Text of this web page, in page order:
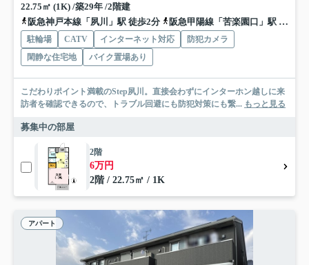
22.75㎡ (1K) /築29年 /2階建
阪急神戸本線「夙川」駅 徒歩2分
阪急甲陽線「苦楽園口」駅 徒歩10分
駐輪場 CATV インターネット対応
防犯カメラ
閑静な住宅地
バイク置場あり
こだわりポイント満載のStep夙川。直接会わずにインターホン越しに来
訪者を確認できるので、トラブル回避にも防犯対策にも繋... もっと見る
募集中の部屋
2階
6万円
2階 / 22.75㎡ / 1K
アパート